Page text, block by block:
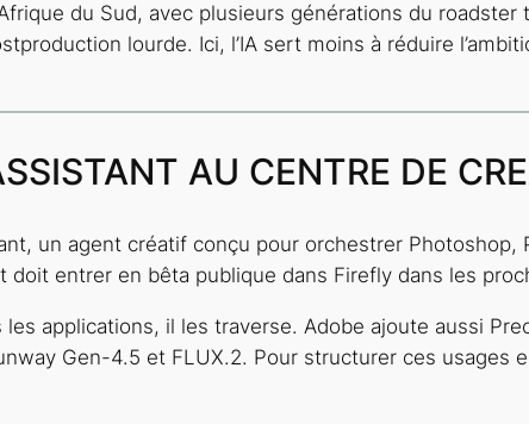
du Sud, avec plusieurs générations du roadster
lourde. Ici, l’IA sert moins à réduire
AU CENTRE DE
un agent créatif conçu pour orchestrer
doit entrer en bêta publique dans Firefly dans les
applications, il les traverse. Adobe ajoute aussi
Gen-4.5 et FLUX.2. Pour structurer ces usages